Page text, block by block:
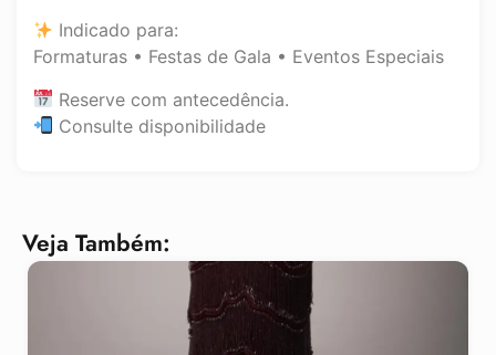
Indicado para:
Formaturas • Festas de Gala • Eventos Especiais
Reserve com antecedência.
Consulte disponibilidade
Veja Também: